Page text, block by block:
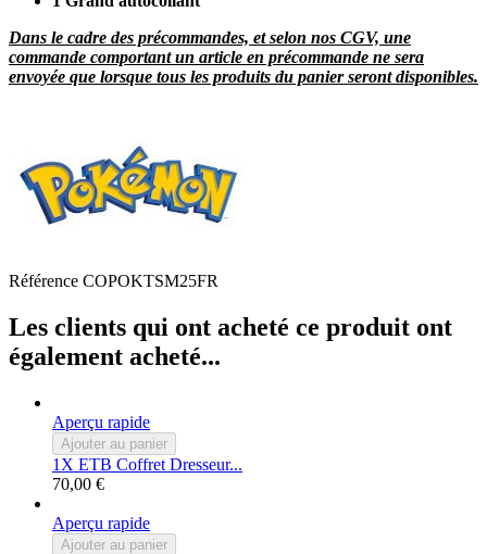
Dans le cadre des précommandes, et selon nos CGV, une
commande comportant un article en précommande ne sera
envoyée que lorsque tous les produits du panier seront disponibles.
Référence COPOKTSM25FR
Les clients qui ont acheté ce produit ont
également acheté...
Aperçu rapide
Ajouter au panier
1X ETB Coffret Dresseur...
70,00 €
Aperçu rapide
Ajouter au panier